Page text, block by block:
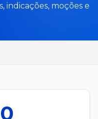
indicações, moções e